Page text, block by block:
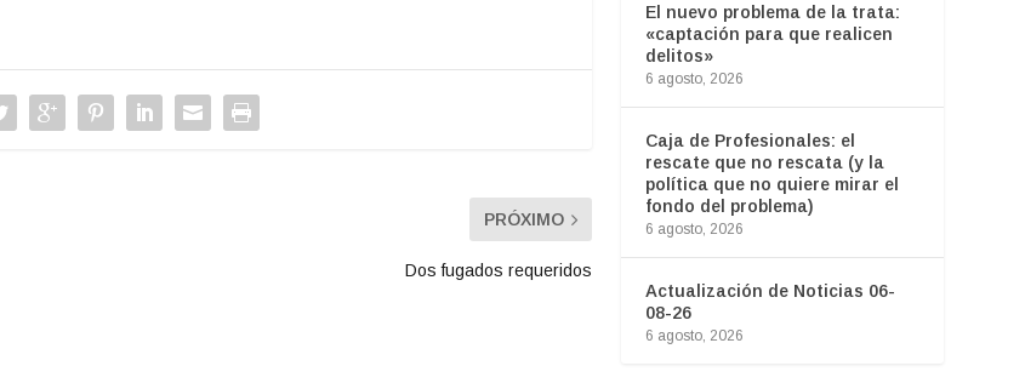
PRÓXIMO
Dos fugados requeridos
El nuevo problema de la trata:
«captación para que realicen
delitos»
6 agosto, 2026
Caja de Profesionales: el
rescate que no rescata (y la
política que no quiere mirar el
fondo del problema)
6 agosto, 2026
Actualización de Noticias 06-
08-26
6 agosto, 2026